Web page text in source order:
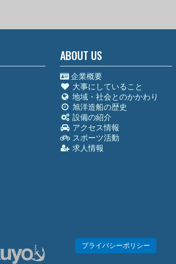
ABOUT US
企業概要
大事にしていること
地域・社会とのかかわり
旭洋造船の歴史
設備の紹介
アクセス情報
スポーツ活動
求人情報
プライバシーポリシー